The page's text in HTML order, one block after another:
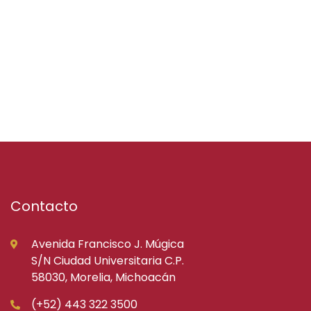
Contacto
Avenida Francisco J. Múgica
S/N Ciudad Universitaria C.P.
58030, Morelia, Michoacán
(+52) 443 322 3500